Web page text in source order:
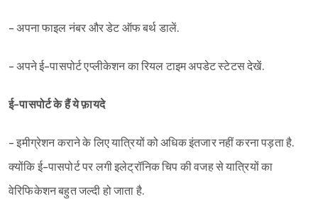
- अपना फाइल नंबर और डेट ऑफ बर्थ डालें.
- अपने ई-पासपोर्ट एप्लीकेशन का रियल टाइम अपडेट स्टेटस देखें.
ई-पासपोर्ट के हैं ये फ़ायदे
- इमीग्रेशन कराने के लिए यात्रियों को अधिक इंतजार नहीं करना पड़ता है.
क्योंकि ई-पासपोर्ट पर लगी इलेट्रॉनिक चिप की वजह से यात्रियों का
वेरिफिकेशन बहुत जल्दी हो जाता है.